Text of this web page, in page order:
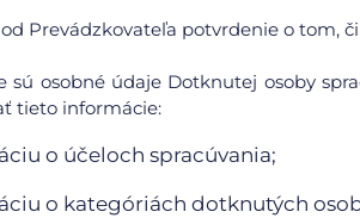
Prevádzkovateľa potvrdenie o tom,
sú osobné údaje Dotknutej osoby
tieto informácie:
o účeloch spracúvania;
o kategóriách dotknutých